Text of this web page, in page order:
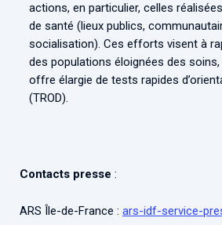
actions, en particulier, celles
de santé (lieux publics,
socialisation). Ces efforts visent à
des populations éloignées des
offre élargie de tests rapides
(TROD).
Contacts presse :
ARS Île-de-France : ars-idf-service-